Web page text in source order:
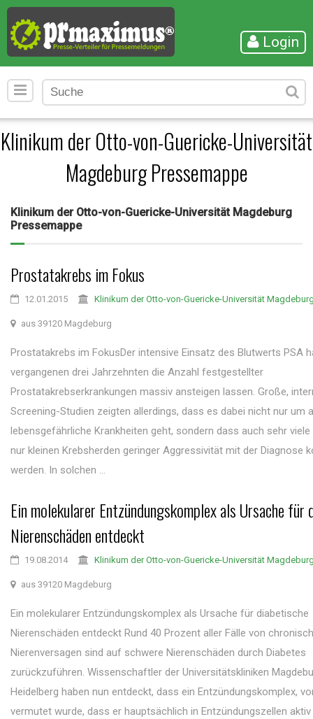
Login
Klinikum der Otto-von-Guericke-Universität
Magdeburg Pressemappe
Klinikum der Otto-von-Guericke-Universität Magdeburg
Pressemappe
Prostatakrebs im Fokus
12.01.2015 Klinikum der Otto-von-Guericke-Universität
aus 39120 Magdeburg
Prostatakrebs im FokusDer intensive Einsatz des Blutwerts PSA
vergangenen drei Jahrzehnten die Anzahl festgestellter
Prostatakrebserkrankungen massiv ansteigen lassen. Große,
Screening-Studien zeigten allerdings, dass es dabei nicht nur um
lebensgefährliche Krankheiten geht, sondern dass auch sehr
nur kleinen Krebsherden geringer Aggressivität mit der Diagnose
werden. In solchen ...
Ein molekularer Entzündungskomplex als Ursache für
Nierenschäden entdeckt
19.08.2014 Klinikum der Otto-von-Guericke-Universität
aus 39120 Magdeburg
Ein molekularer Entzündungskomplex als Ursache für diabetische
Nierenschäden entdeckt Rund 40 Prozent aller Fälle von
Nierenversagen sind auf schwere Nierenschäden durch Diabetes
zurückzuführen. Wissenschaftler der Universitätskliniken
Heidelberg haben nun entdeckt, dass ein Entzündungskomplex,
vermutet wurde, dass er hauptsächlich in Entzündungszellen